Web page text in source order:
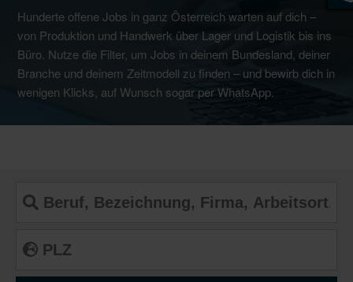
Hunderte offene Jobs in ganz Österreich warten auf dich –
von Produktion und Handwerk über Lager und Logistik bis ins
Büro. Nutze die Filter, um Jobs in deinem Bundesland, deiner
Branche und deinem Zeitmodell zu finden – und bewirb dich in
wenigen Klicks, auf Wunsch sogar per WhatsApp.